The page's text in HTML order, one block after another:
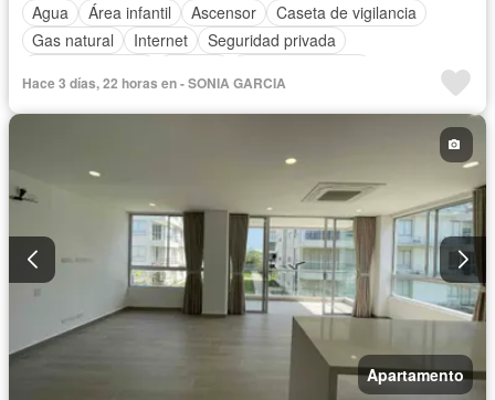
Agua
Área infantil Ascensor
Caseta de vigilancia
Gas natural
Internet
Seguridad privada
Permite mascotas
Permite niños
Hace 3 días, 22 horas en - SONIA GARCIA
Apartamento